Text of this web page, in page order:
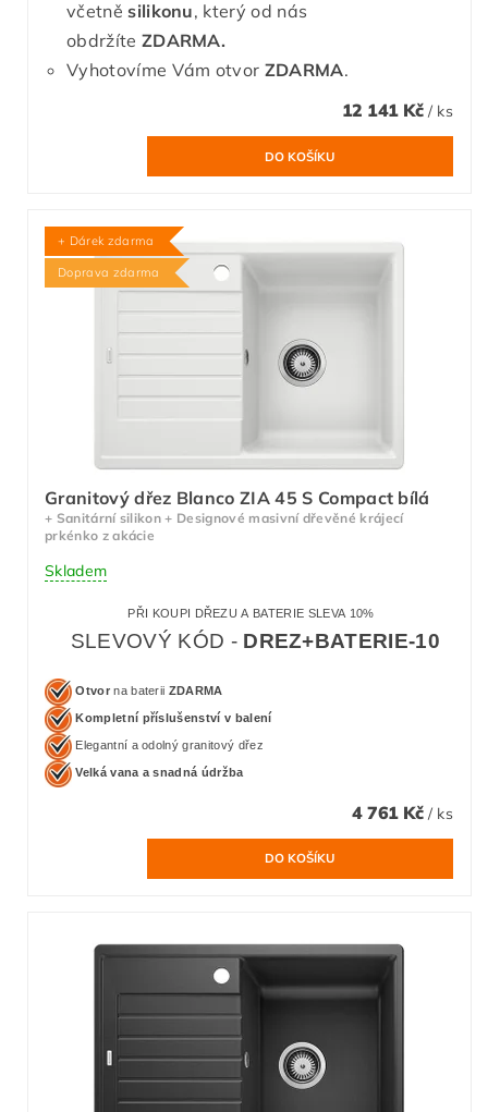
včetněsilikonu, který od nás
obdržíte ZDARMA.
Vyhotovíme Vám otvor ZDARMA.
12 141 Kč / ks
+ Dárek zdarma
Doprava zdarma
Granitový dřez Blanco ZIA 45 S Compact bílá
+ Sanitární silikon + Designové masivní dřevěné krájecí
prkénko z akácie
Skladem
PŘI KOUPI DŘEZU A BATERIE SLEVA 10%
SLEVOVÝ KÓD - DREZ+BATERIE-10
Otvorna baterii ZDARMA
Kompletní příslušenství v balení
Elegantní a odolný granitový dřez
Velká vana a snadná údržba
4 761 Kč / ks